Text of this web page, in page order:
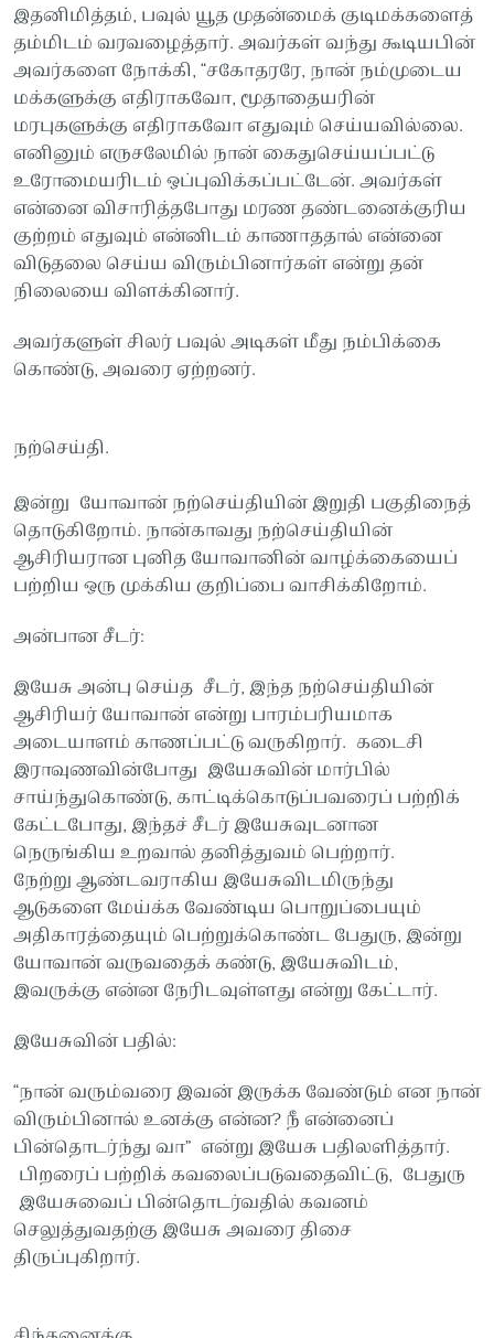
இதனிமித்தம், பவுல் யூத முதன்மைக் குடிமக்களைத்
தம்மிடம் வரவழைத்தார். அவர்கள் வந்து கூடியபின்
அவர்களை நோக்கி, “சகோதரரே, நான் நம்முடைய
மக்களுக்கு எதிராகவோ, மூதாதையரின்
மரபுகளுக்கு எதிராகவோ எதுவும் செய்யவில்லை.
எனினும் எருசலேமில் நான் கைதுசெய்யப்பட்டு
உரோமையரிடம் ஒப்புவிக்கப்பட்டேன். அவர்கள்
என்னை விசாரித்தபோது மரண தண்டனைக்குரிய
குற்றம் எதுவும் என்னிடம் காணாததால் என்னை
விடுதலை செய்ய விரும்பினார்கள் என்று தன்
நிலையை விளக்கினார்.
அவர்களுள் சிலர் பவுல் அடிகள் மீது நம்பிக்கை
கொண்டு, அவரை ஏற்றனர்.
நற்செய்தி.
இன்று யோவான் நற்செய்தியின் இறுதி பகுதிநைத்
தொடுகிறோம். நான்காவது நற்செய்தியின்
ஆசிரியரான புனித யோவானின் வாழ்க்கையைப்
பற்றிய ஒரு முக்கிய குறிப்பை வாசிக்கிறோம்.
அன்பான சீடர்:
இயேசு அன்பு செய்த சீடர், இந்த நற்செய்தியின்
ஆசிரியர் யோவான் என்று பாரம்பரியமாக
அடையாளம் காணப்பட்டு வருகிறார். கடைசி
இராவுணவின்போது இயேசுவின் மார்பில்
சாய்ந்துகொண்டு, காட்டிக்கொடுப்பவரைப் பற்றிக்
கேட்டபோது, இந்தச் சீடர் இயேசுவுடனான
நெருங்கிய உறவால் தனித்துவம் பெற்றார்.
நேற்று ஆண்டவராகிய இயேசுவிடமிருந்து
ஆடுகளை மேய்க்க வேண்டிய பொறுப்பையும்
அதிகாரத்தையும் பெற்றுக்கொண்ட பேதுரு, இன்று
யோவான் வருவதைக் கண்டு, இயேசுவிடம்,
இவருக்கு என்ன நேரிடவுள்ளது என்று கேட்டார்.
இயேசுவின் பதில்:
“நான் வரும்வரை இவன் இருக்க வேண்டும் என நான்
விரும்பினால் உனக்கு என்ன? நீ என்னைப்
பின்தொடர்ந்து வா” என்று இயேசு பதிலளித்தார்.
பிறரைப் பற்றிக் கவலைப்படுவதைவிட்டு, பேதுரு
இயேசுவைப் பின்தொடர்வதில் கவனம்
செலுத்துவதற்கு இயேசு அவரை திசை
திருப்புகிறார்.